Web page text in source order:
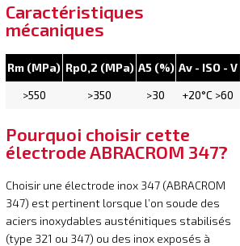
Caractéristiques
mécaniques
Rm (MPa) Rp0,2 (MPa) A5 (%) Av - ISO - V
>550
>350 >30 +20°C >60
Pourquoi choisir cette
électrode ABRACROM 347?
Choisir une électrode inox 347 (ABRACROM
347) est pertinent lorsque l’on soude des
aciers inoxydables austénitiques stabilisés
(type 321 ou 347) ou des inox exposés à